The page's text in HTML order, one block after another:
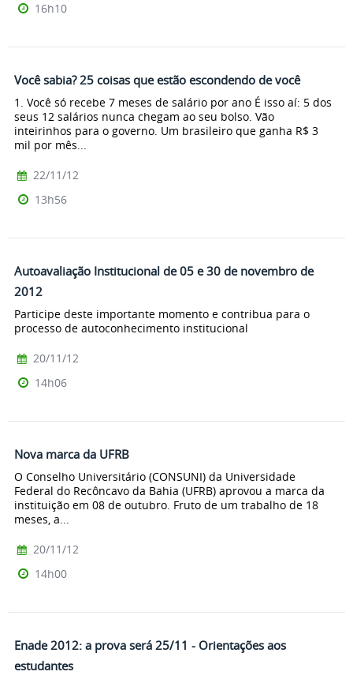
16h10
Você sabia? 25 coisas que estão escondendo de você
1. Você só recebe 7 meses de salário por ano É isso aí: 5 dos
seus 12 salários nunca chegam ao seu bolso. Vão
inteirinhos para o governo. Um brasileiro que ganha R$ 3
mil por mês...
22/11/12
13h56
Autoavaliação Institucional de 05 e 30 de novembro de
2012
Participe deste importante momento e contribua para o
processo de autoconhecimento institucional
20/11/12
14h06
Nova marca da UFRB
O Conselho Universitário (CONSUNI) da Universidade
Federal do Recôncavo da Bahia (UFRB) aprovou a marca da
instituição em 08 de outubro. Fruto de um trabalho de 18
meses, a...
20/11/12
14h00
Enade 2012: a prova será 25/11 - Orientações aos
estudantes